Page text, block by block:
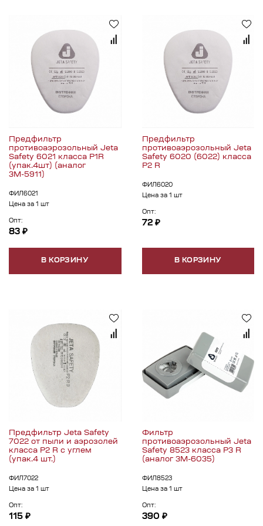
Предфильтр
противоаэрозольный Jeta
Safety 6021 класса P1R
(упак.4шт) (аналог
3М-5911)
ФИЛ6021
Цена за 1 шт
Опт:
83 ₽
В КОРЗИНУ
Предфильтр
противоаэрозольный Jeta
Safety 6020 (6022) класса
P2 R
ФИЛ6020
Цена за 1 шт
Опт:
72 ₽
В КОРЗИНУ
Предфильтр Jeta Safety
7022 от пыли и аэрозолей
класса P2 R с углем
(упак.4 шт.)
ФИЛ7022
Цена за 1 шт
Опт:
115 ₽
Фильтр
противоаэрозольный Jeta
Safety 8523 класса P3 R
(аналог 3М-6035)
ФИЛ8523
Цена за 1 шт
Опт:
390 ₽